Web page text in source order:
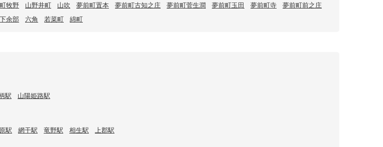
牧野 山野井町 山吹 夢前町置本 夢前町古知之庄 夢前町菅生澗 夢前町玉田 夢前町寺
夢前町前之庄
余部 六角 若菜町 綿町
駅 山陽姫路駅
駅 網干駅 竜野駅 相生駅 上郡駅